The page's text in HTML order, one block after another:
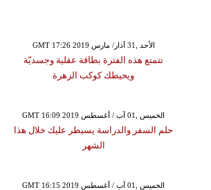
GMT 17:26 2019 الأحد ,31 آذار/ مارس
تتمتع هذه الفترة بطاقة عقلية وجسديّة
ويحيطك كوكب الزهرة
GMT 16:09 2019 الخميس ,01 آب / أغسطس
حلم السفر والدراسة يسيطر عليك خلال هذا
الشهر
GMT 16:15 2019 الخميس ,01 آب / أغسطس